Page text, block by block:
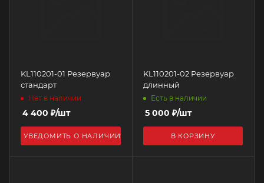
KL110201-01 Резервуар
стандарт
Нет в наличии
4 400 ₽/шт
УВЕДОМИТЬ О НАЛИЧИИ
KL110201-02 Резервуар
длинный
Есть в наличии
5 000 ₽/шт
В КОРЗИНУ